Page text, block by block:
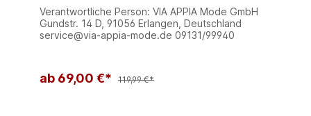
Verantwortliche Person: VIA APPIA Mode GmbH
Gundstr. 14 D, 91056 Erlangen, Deutschland
service@via-appia-mode.de 09131/99940
ab 69,00 €* 119,99 €*